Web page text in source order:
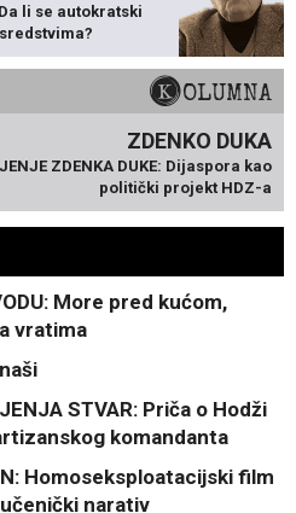
Da li se autokratski
KOLUMNA
ZDENKO DUKA
ZDENKA DUKE: Dijaspora kao
politički projekt HDZ-a
More pred kućom,
vratima
STVAR: Priča o Hodži
komandanta
Homoseksploatacijski film
narativ